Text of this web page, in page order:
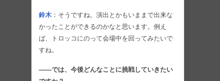
鈴木 ：そうですね。演出とかもいままで出来な
かったことができるのかなと思います。例え
ば、トロッコにのって会場中を回ってみたいで
すね。
――では、今後どんなことに挑戦していきたい